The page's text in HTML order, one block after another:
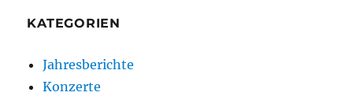
KATEGORIEN
Jahresberichte
Konzerte